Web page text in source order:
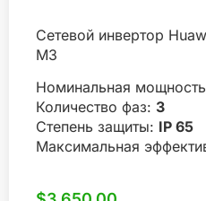
Сетевой инвертор
M3
Номинальная
Количество фаз: 3
Степень защиты: IP 65
Максимальная